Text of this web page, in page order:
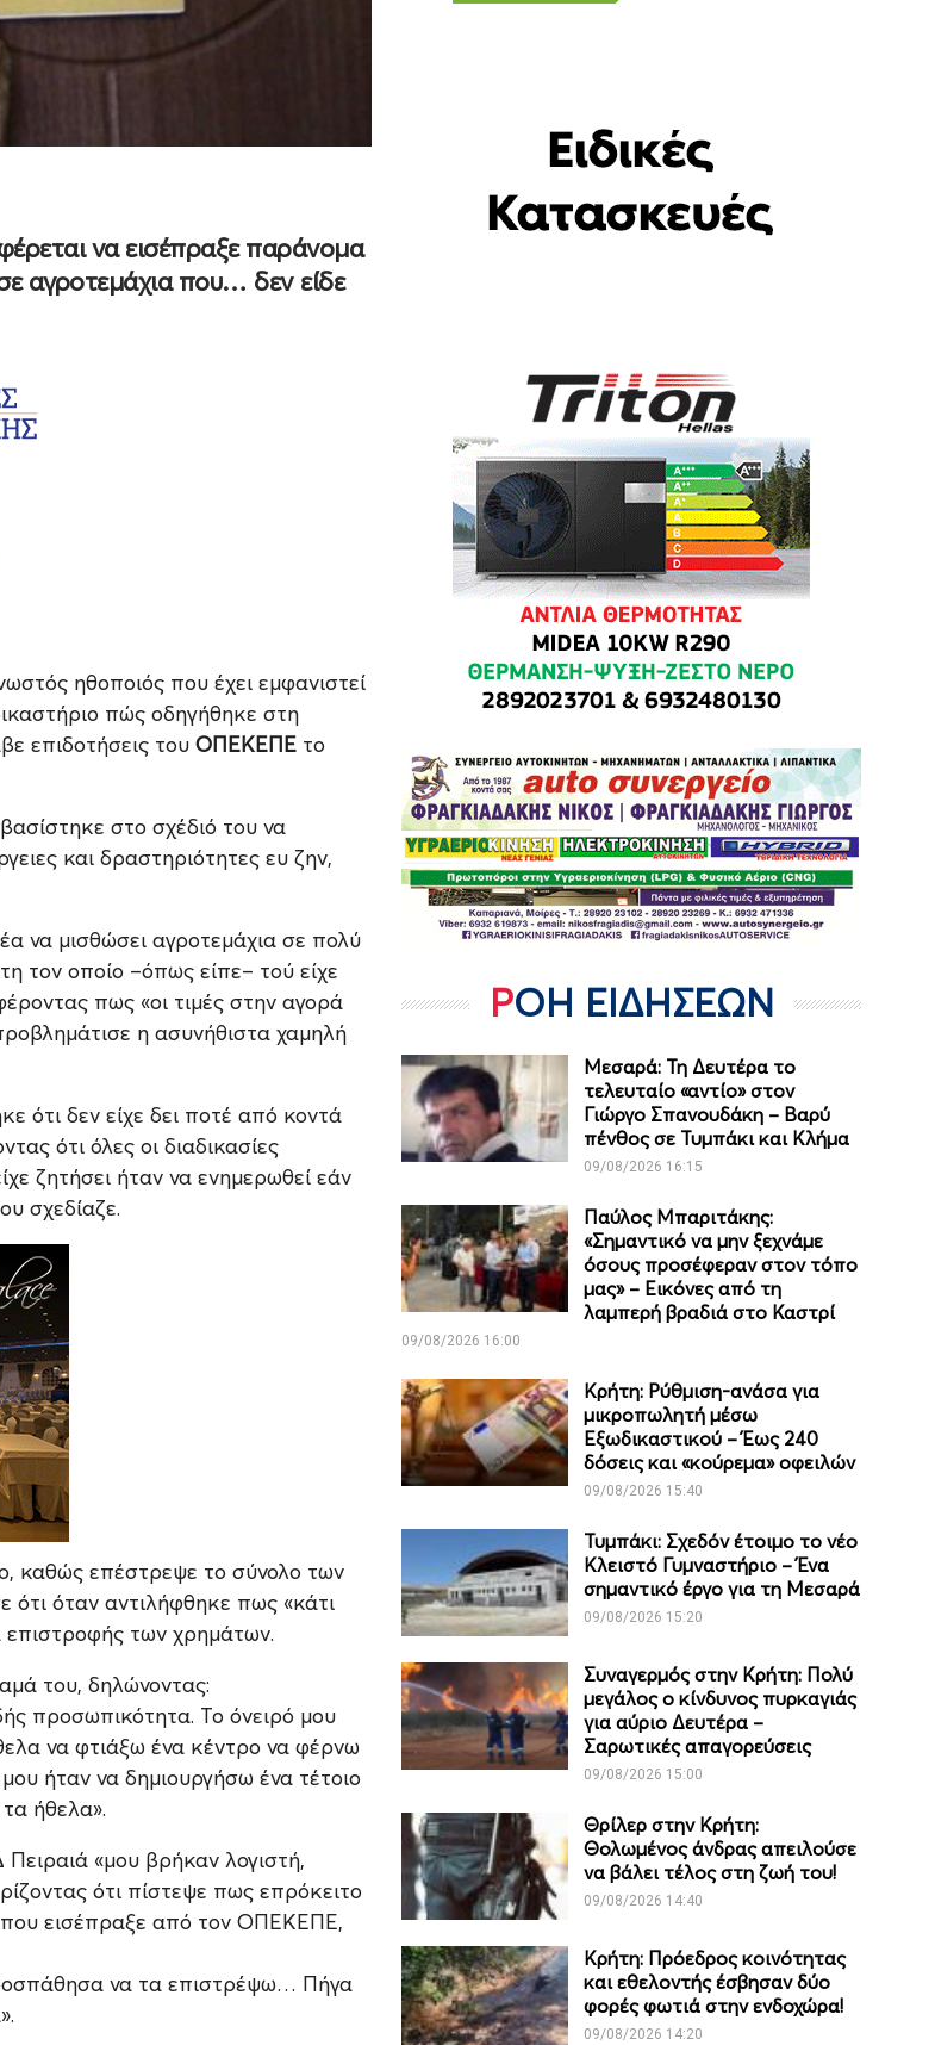
να εισέπραξε παράνομα
αγροτεμάχια που… δεν είδε
ηθοποιός που έχει εμφανιστεί
πώς οδηγήθηκε στη
επιδοτήσεις του ΟΠΕΚΕΠΕ το
στο σχέδιό του να
και δραστηριότητες ευ ζην,
να μισθώσει αγροτεμάχια σε πολύ
τον οποίο –όπως είπε– τού είχε
πως «οι τιμές στην αγορά
η ασυνήθιστα χαμηλή
ότι δεν είχε δει ποτέ από κοντά
ότι όλες οι διαδικασίες
ζητήσει ήταν να ενημερωθεί εάν
σχεδίαζε.
καθώς επέστρεψε το σύνολο των
ότι όταν αντιλήφθηκε πως «κάτι
επιστροφής των χρημάτων.
του, δηλώνοντας:
προσωπικότητα. Το όνειρό μου
να φτιάξω ένα κέντρο να φέρνω
ήταν να δημιουργήσω ένα τέτοιο
ήθελα».
«μου βρήκαν λογιστή,
ότι πίστεψε πως επρόκειτο
που εισέπραξε από τον ΟΠΕΚΕΠΕ,
να τα επιστρέψω… Πήγα
ΡΟΗ ΕΙΔΗΣΕΩΝ
Μεσαρά: Τη Δευτέρα το
τελευταίο «αντίο» στον
Γιώργο Σπανουδάκη – Βαρύ
πένθος σε Τυμπάκι και Κλήμα
09/08/2026 16:15
Παύλος Μπαριτάκης:
«Σημαντικό να μην ξεχνάμε
όσους προσέφεραν στον τόπο
μας» – Εικόνες από τη
λαμπερή βραδιά στο Καστρί
09/08/2026 16:00
Κρήτη: Ρύθμιση-ανάσα για
μικροπωλητή μέσω
Εξωδικαστικού – Έως 240
δόσεις και «κούρεμα» οφειλών
09/08/2026 15:40
Τυμπάκι: Σχεδόν έτοιμο το νέο
Κλειστό Γυμναστήριο – Ένα
σημαντικό έργο για τη Μεσαρά
09/08/2026 15:20
Συναγερμός στην Κρήτη: Πολύ
μεγάλος ο κίνδυνος πυρκαγιάς
για αύριο Δευτέρα –
Σαρωτικές απαγορεύσεις
09/08/2026 15:00
Θρίλερ στην Κρήτη:
Θολωμένος άνδρας απειλούσε
να βάλει τέλος στη ζωή του!
09/08/2026 14:40
Κρήτη: Πρόεδρος κοινότητας
και εθελοντής έσβησαν δύο
φορές φωτιά στην ενδοχώρα!
09/08/2026 14:20